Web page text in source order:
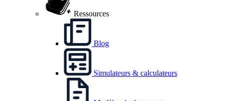
Ressources
Blog
Simulateurs & calculateurs